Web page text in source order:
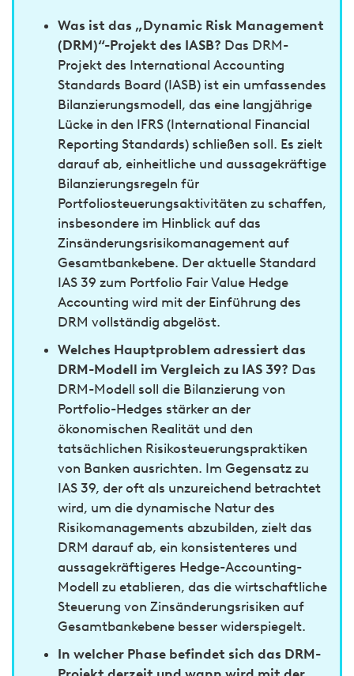
Was ist das „Dynamic Risk Management
(DRM)“-Projekt des IASB? Das DRM-
Projekt des International Accounting
Standards Board (IASB) ist ein umfassendes
Bilanzierungsmodell, das eine langjährige
Lücke in den IFRS (International Financial
Reporting Standards) schließen soll. Es zielt
darauf ab, einheitliche und aussagekräftige
Bilanzierungsregeln für
Portfoliosteuerungsaktivitäten zu schaffen,
insbesondere im Hinblick auf das
Zinsänderungsrisikomanagement auf
Gesamtbankebene. Der aktuelle Standard
IAS 39 zum Portfolio Fair Value Hedge
Accounting wird mit der Einführung des
DRM vollständig abgelöst.
Welches Hauptproblem adressiert das
DRM-Modell im Vergleich zu IAS 39? Das
DRM-Modell soll die Bilanzierung von
Portfolio-Hedges stärker an der
ökonomischen Realität und den
tatsächlichen Risikosteuerungspraktiken
von Banken ausrichten. Im Gegensatz zu
IAS 39, der oft als unzureichend betrachtet
wird, um die dynamische Natur des
Risikomanagements abzubilden, zielt das
DRM darauf ab, ein konsistenteres und
aussagekräftigeres Hedge-Accounting-
Modell zu etablieren, das die wirtschaftliche
Steuerung von Zinsänderungsrisiken auf
Gesamtbankebene besser widerspiegelt.
In welcher Phase befindet sich das DRM-